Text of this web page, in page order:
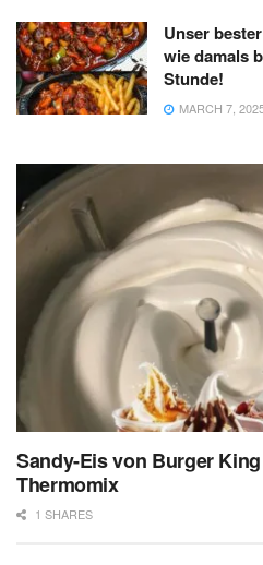
Unser
wie damals
Stunde!
MARCH 7,
Sandy-Eis von Burger
Thermomix
1 SHARES